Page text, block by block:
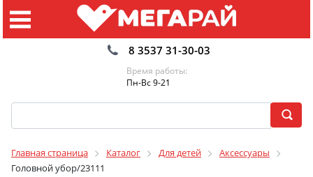
8 3537 31-30-03
Время работы:
Пн-Вс 9-21
Главная страница Каталог Для детей
Аксессуары
Головной убор/23111